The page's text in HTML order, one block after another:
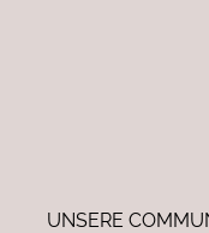
UNSERE